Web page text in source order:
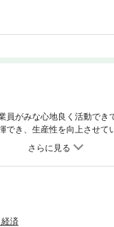
員がみな心地良く活動でき
でき、生産性を向上させて
るためには、働く空間のし
、働く人を変え、会社を強
フィスにしたらいいのでし
ーキでオフィスの在り方や
ス支援先での実績など、集
。LIXIL、オタフクソースな
経済